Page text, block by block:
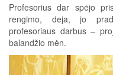
Profesorius dar spėjo
rengimo, deja, jo
profesoriaus darbus –
balandžio mėn.